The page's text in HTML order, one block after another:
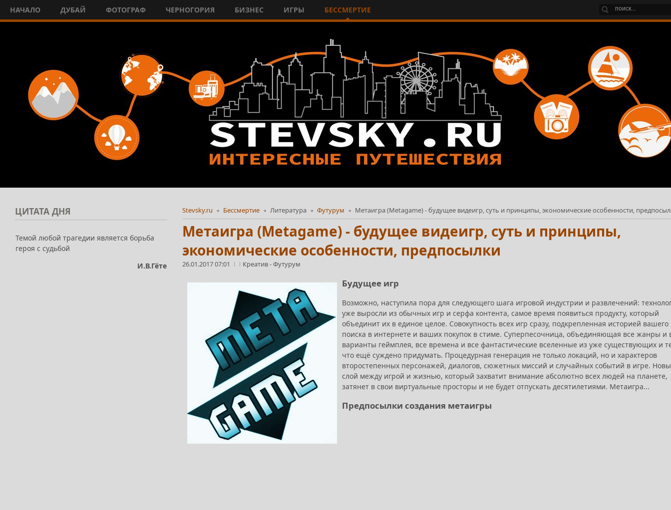
НАЧАЛО ДУБАЙ ФОТОГРАФ ЧЕРНОГОРИЯ БИЗНЕС ИГРЫ БЕССМЕРТИЕ
Stevsky.ru Бессмертие Литература Футурум Метаигра (Metagame) - будущее видеигр, суть и принципы, экономические особенности,
Метаигра (Metagame) - будущее видеигр, суть и принципы,
экономические особенности, предпосылки
26.01.2017 07:01 Креатив-Футурум
Будущее игр
Возможно, наступила пора для следующего шага игровой индустрии и развлечений:
уже выросли из обычных игр и серфа контента, самое время появиться продукту, который
объединит их в единое целое. Совокупность всех игр сразу, подкрепленная историей вашего
поиска в интернете и ваших покупок в стиме. Суперпесочница, объединяющая все жанры и
варианты геймплея, все времена и все фантастические вселенные из уже существующих и
что ещё суждено придумать. Процедурная генерация не только локаций, но и характеров
второстепенных персонажей, диалогов, сюжетных миссий и случайных событий в игре.
слой между игрой и жизнью, который захватит внимание абсолютно всех людей на планете,
затянет в свои виртуальные просторы и не будет отпускать десятилетиями. Метаигра...
Предпосылки создания метаигры
ЦИТАТА ДНЯ
Темой любой трагедии является борьба
героя с судьбой
И.В.Гёте